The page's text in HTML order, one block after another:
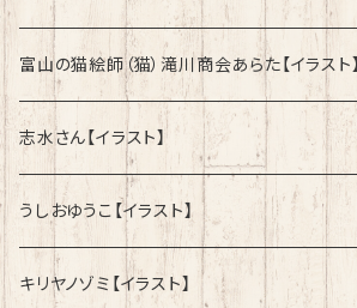
富山の猫絵師（猫）滝川商会あらた【イラスト】
志水さん【イラスト】
うしおゆうこ【イラスト】
キリヤノゾミ【イラスト】